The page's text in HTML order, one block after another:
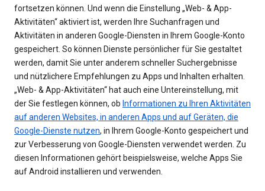
fortsetzen können. Und wenn die Einstellung „Web- & App-
Aktivitäten“ aktiviert ist, werden Ihre Suchanfragen und
Aktivitäten in anderen Google-Diensten in Ihrem Google-Konto
gespeichert. So können Dienste persönlicher für Sie gestaltet
werden, damit Sie unter anderem schneller Suchergebnisse
und nützlichere Empfehlungen zu Apps und Inhalten erhalten.
„Web- & App-Aktivitäten“ hat auch eine Untereinstellung, mit
der Sie festlegen können, ob Informationen zu Ihren Aktivitäten
auf anderen Websites, in anderen Apps und auf Geräten, die
Google-Dienste nutzen, in Ihrem Google-Konto gespeichert und
zur Verbesserung von Google-Diensten verwendet werden. Zu
diesen Informationen gehört beispielsweise, welche Apps Sie
auf Android installieren und verwenden.